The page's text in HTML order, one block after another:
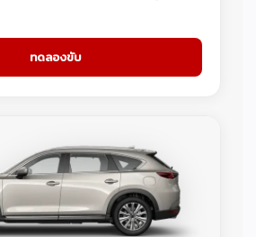
ทดลองขับ